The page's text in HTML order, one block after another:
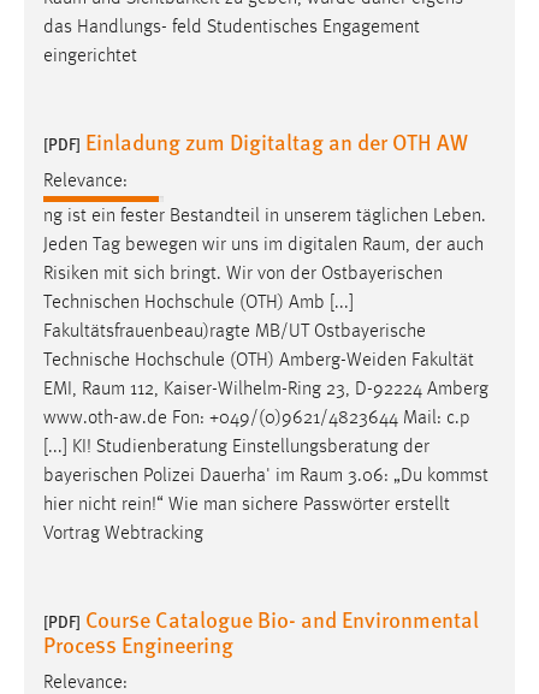
das Handlungs- feld Studentisches Engagement
eingerichtet
[PDF] Einladung zum Digitaltag an der OTH AW
Relevance:
ng ist ein fester Bestandteil in unserem täglichen Leben.
Jeden Tag bewegen wir uns im digitalen Raum, der auch
Risiken mit sich bringt. Wir von der Ostbayerischen
Technischen Hochschule (OTH) Amb [...]
Fakultätsfrauenbeau)ragte MB/UT Ostbayerische
Technische Hochschule (OTH) Amberg-Weiden Fakultät
EMI, Raum 112, Kaiser-Wilhelm-Ring 23, D-92224 Amberg
www.oth-aw.de Fon: +049/(0)9621/4823644 Mail: c.p
[...] KI! Studienberatung Einstellungsberatung der
bayerischen Polizei Dauerha' im Raum 3.06: „Du kommst
hier nicht rein!“ Wie man sichere Passwörter erstellt
Vortrag Webtracking
[PDF] Course Catalogue Bio- and Environmental
Process Engineering
Relevance: